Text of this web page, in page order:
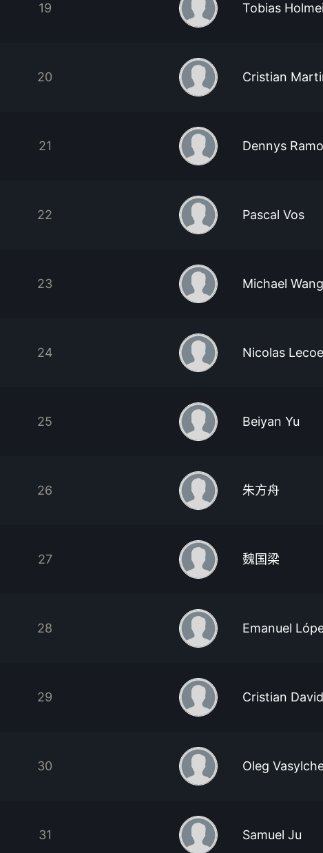
19 Tobias
20 Cristian
21 Dennys
22 Pascal Vos
23 Michael Wang
24 Nicolas
25 Beiyan Yu
26 朱方舟
27 魏国梁
28 Emanuel
29 Cristian David
30 Oleg
31 Samuel Ju